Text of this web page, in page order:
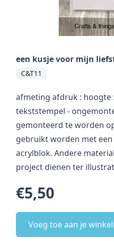
een kusje voor mijn
C&T11
afmeting afdruk : hoogte
tekststempel -
gemonteerd te worden
gebruikt worden met
acrylblok. Andere
project dienen ter
€5,50
Voeg toe aan je